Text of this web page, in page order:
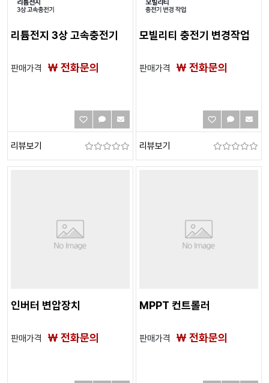
리튬전지 3상 고속충전기
판매가격 ₩ 전화문의
리뷰보기
모빌리티 충전기 변경작업
판매가격 ₩ 전화문의
리뷰보기
인버터 변압장치
판매가격 ₩ 전화문의
MPPT 컨트롤러
판매가격 ₩ 전화문의